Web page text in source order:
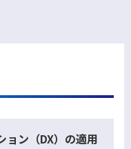
ョン（DX）の適用